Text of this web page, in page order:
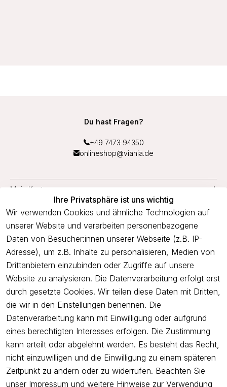
Ihre Privatsphäre ist uns wichtig
Wir verwenden Cookies und ähnliche Technologien auf
unserer Website und verarbeiten personenbezogene
Daten von Besucher:innen unserer Webseite (z.B. IP-
Adresse), um z.B. Inhalte zu personalisieren, Medien von
Drittanbietern einzubinden oder Zugriffe auf unsere
Website zu analysieren. Die Datenverarbeitung erfolgt erst
durch gesetzte Cookies. Wir teilen diese Daten mit Dritten,
die wir in den Einstellungen benennen. Die
Datenverarbeitung kann mit Einwilligung oder aufgrund
eines berechtigten Interesses erfolgen. Die Zustimmung
kann erteilt oder abgelehnt werden. Es besteht das Recht,
nicht einzuwilligen und die Einwilligung zu einem späteren
Zeitpunkt zu ändern oder zu widerrufen. Beachten Sie
unser Impressum und weitere Hinweise zur Verwendung
Du hast Fragen?
+49 7473 94350
onlineshop@viania.de
Mein Konto
Service
Unternehmen
Newsletter
Freue dich über 5€ Rabatt bei deiner nächsten Bestellung und
profitiere von Angeboten.
Newsletter abonnieren
Ich bestätige hiermit, dass ich die Datenschutzerklärung
gelesen
habe. Ich kann meine Einwilligung jederzeit widerrufen.